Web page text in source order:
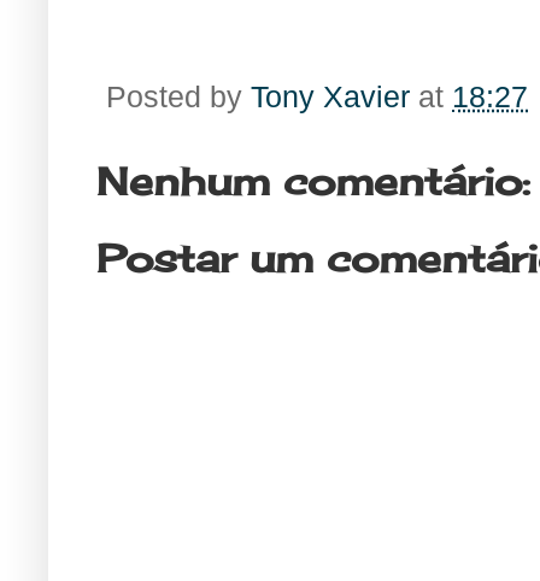
Posted by Tony Xavier at 18:27
Nenhum comentário:
Postar um